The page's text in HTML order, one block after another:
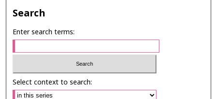
Search
Enter search terms:
Select context to search: